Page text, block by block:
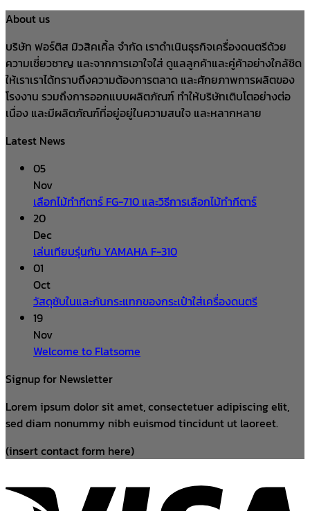
About us
บริษัท ฟอร์ติส มิวสิคเคิ้ล จำกัด เราดำเนินธุรกิจเครื่องดนตรีด้วย
ความเชี่ยวชาญ และจากการเอาใจใส่ ดูแลลูกค้าและคู่ค้าอย่างใกล้ชิด
ให้เราเราได้ทราบถึงความต้องการตลาด และศักยภาพการผลิตของ
โรงงาน รวมถึงการออกแบบผลิตภัณฑ์ ทำให้บริษัทเติบโตอย่างต่อ
เนื่อง และมีผลิตภัณฑ์ที่อยู่อยู่ในความสนใจ และหลากหลาย
Latest News
05
Nov
เลือกไม้ทำกีตาร์ FG-710 และวิธีการเลือกไม้ทำกีตาร์
20
Dec
เล่นเทียบรุ่นกับ YAMAHA F-310
01
Oct
วัสดุซับในและกันกระแทกของกระเป๋าใส่เครื่องดนตรี
19
Nov
Welcome to Flatsome
Signup for Newsletter
Lorem ipsum dolor sit amet, consectetuer adipiscing elit,
sed diam nonummy nibh euismod tincidunt ut laoreet.
(insert contact form here)